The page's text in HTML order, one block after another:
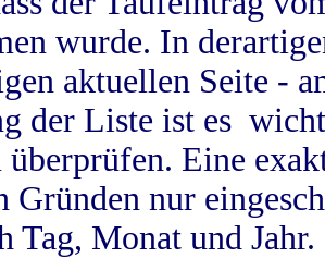
wurde. In
aktuellen Seite -
der Liste ist es
Eine
Gründen nur
Tag, Monat und Jahr.